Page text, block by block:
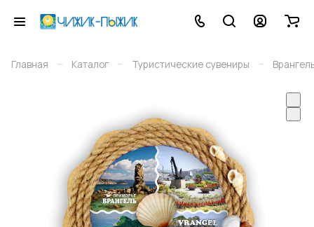
Главная – Каталог – Туристические сувениры –